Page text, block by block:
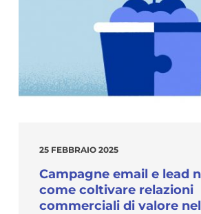
25 FEBBRAIO 2025
Campagne email e lead
come coltivare relazioni
commerciali di valore